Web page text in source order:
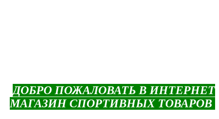
ДОБРО ПОЖАЛОВАТЬ В ИНТЕРНЕТ
МАГАЗИН СПОРТИВНЫХ ТОВАРОВ